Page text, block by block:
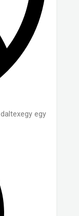
daltexegy egy